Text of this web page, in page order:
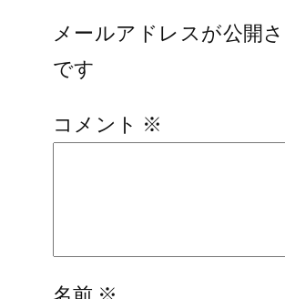
メールアドレスが公開
です
コメント ※